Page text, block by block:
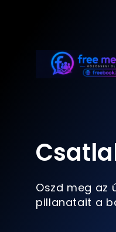
Oszd meg az
pillanatait a